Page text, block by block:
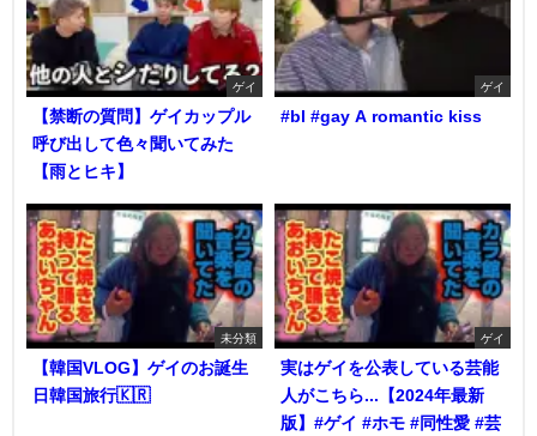
ゲイ
【禁断の質問】ゲイカップル
呼び出して色々聞いてみた
【雨とヒキ】
ゲイ
#bl #gay A romantic kiss
未分類
【韓国VLOG】ゲイのお誕生
日韓国旅行🇰🇷
ゲイ
実はゲイを公表している芸能
人がこちら...【2024年最新
版】#ゲイ #ホモ #同性愛 #芸